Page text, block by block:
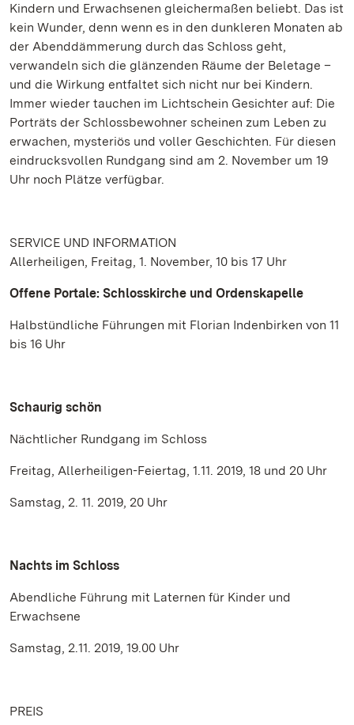
Kindern und Erwachsenen gleichermaßen beliebt. Das ist
kein Wunder, denn wenn es in den dunkleren Monaten ab
der Abenddämmerung durch das Schloss geht,
verwandeln sich die glänzenden Räume der Beletage –
und die Wirkung entfaltet sich nicht nur bei Kindern.
Immer wieder tauchen im Lichtschein Gesichter auf: Die
Porträts der Schlossbewohner scheinen zum Leben zu
erwachen, mysteriös und voller Geschichten. Für diesen
eindrucksvollen Rundgang sind am 2. November um 19
Uhr noch Plätze verfügbar.
SERVICE UND INFORMATION
Allerheiligen, Freitag, 1. November, 10 bis 17 Uhr
Offene Portale: Schlosskirche und Ordenskapelle
Halbstündliche Führungen mit Florian Indenbirken von 11
bis 16 Uhr
Schaurig schön
Nächtlicher Rundgang im Schloss
Freitag, Allerheiligen-Feiertag, 1.11. 2019, 18 und 20 Uhr
Samstag, 2. 11. 2019, 20 Uhr
Nachts im Schloss
Abendliche Führung mit Laternen für Kinder und
Erwachsene
Samstag, 2.11. 2019, 19.00 Uhr
PREIS